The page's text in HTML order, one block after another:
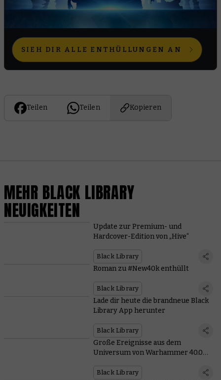
ZURÜCK ZUM HUB
SIEH DIR ALLE ENTHÜLLUNGEN AN
Teilen Teilen Kopieren
MEHR BLACK LIBRARY
NEUIGKEITEN
Update zur Premium- und
Hardcover-Edition von „Hive“
Black Library
Roman zu #New40k enthüllt
Black Library
Lade dir heute die brandneue Black
Library App herunter
Black Library
Große Ereignisse aus dem
Universum von Warhammer 40.000
Black Library